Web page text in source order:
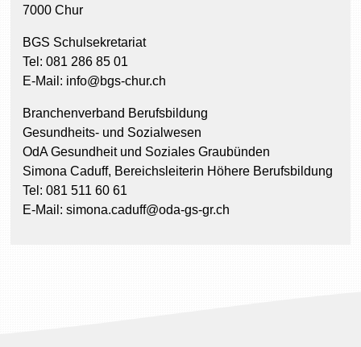
7000 Chur
BGS Schulsekretariat
Tel: 081 286 85 01
E-Mail: info@bgs-chur.ch
Branchenverband Berufsbildung
Gesundheits- und Sozialwesen
OdA Gesundheit und Soziales Graubünden
Simona Caduff, Bereichsleiterin Höhere Berufsbildung
Tel: 081 511 60 61
E-Mail: simona.caduff@oda-gs-gr.ch